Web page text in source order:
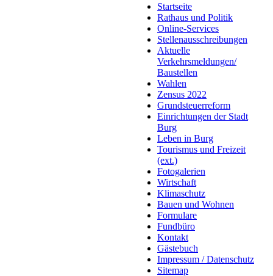
Startseite
Rathaus und Politik
Online-Services
Stellenausschreibungen
Aktuelle
Verkehrsmeldungen/
Baustellen
Wahlen
Zensus 2022
Grundsteuerreform
Einrichtungen der Stadt
Burg
Leben in Burg
Tourismus und Freizeit
(ext.)
Fotogalerien
Wirtschaft
Klimaschutz
Bauen und Wohnen
Formulare
Fundbüro
Kontakt
Gästebuch
Impressum / Datenschutz
Sitemap